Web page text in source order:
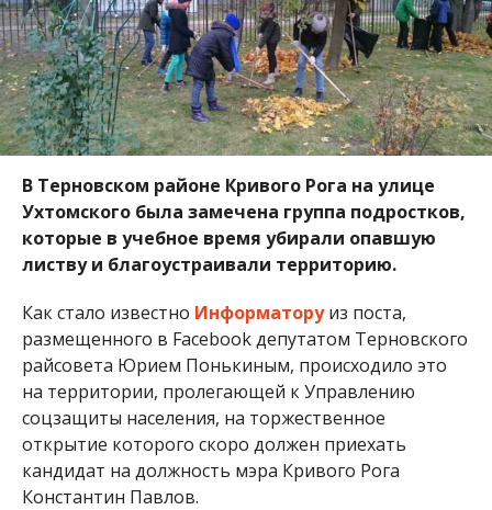
В Терновском районе Кривого Рога на улице
Ухтомского была замечена группа подростков,
которые в учебное время убирали опавшую
листву и благоустраивали территорию.
Как стало известно Информаторуиз поста,
размещенного в Facebook депутатом Терновского
райсовета Юрием Понькиным, происходило это
на территории, пролегающей к Управлению
соцзащиты населения, на торжественное
открытие которого скоро должен приехать
кандидат на должность мэра Кривого Рога
Константин Павлов.